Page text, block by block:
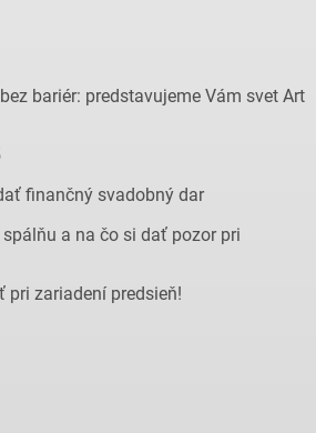
bariér: predstavujeme Vám svet Art
finančný svadobný dar
a na čo si dať pozor pri
pri zariadení predsieň!